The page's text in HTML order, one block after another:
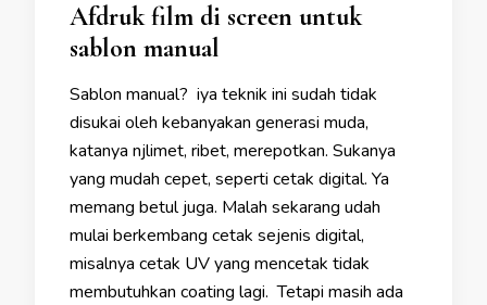
Afdruk film di screen untuk
sablon manual
Sablon manual? iya teknik ini sudah tidak
disukai oleh kebanyakan generasi muda,
katanya njlimet, ribet, merepotkan. Sukanya
yang mudah cepet, seperti cetak digital. Ya
memang betul juga. Malah sekarang udah
mulai berkembang cetak sejenis digital,
misalnya cetak UV yang mencetak tidak
membutuhkan coating lagi. Tetapi masih ada